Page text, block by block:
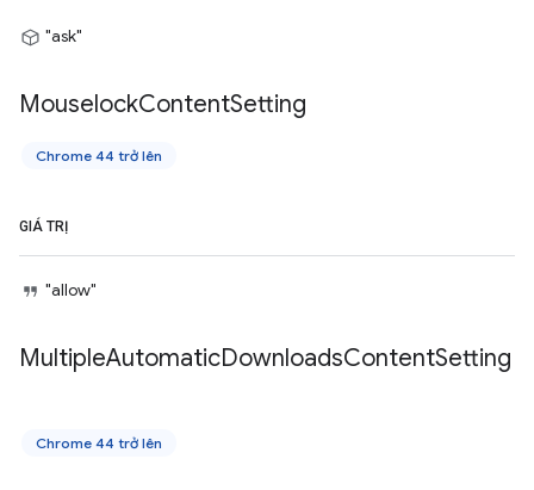
"ask"
MouselockContentSetting
Chrome 44 trở lên
GIÁ TRỊ
"allow"
MultipleAutomaticDownloadsContentSetting
Chrome 44 trở lên